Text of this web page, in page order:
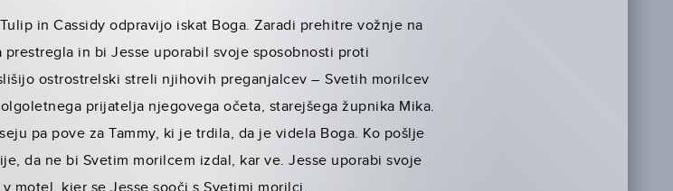
in Cassidy odpravijo iskat Boga. Zaradi prehitre vožnje na
in bi Jesse uporabil svoje sposobnosti proti
ostrostrelski streli njihovih preganjalcev – Svetih morilcev
prijatelja njegovega očeta, starejšega župnika Mika.
pa pove za Tammy, ki je trdila, da je videla Boga. Ko pošlje
da ne bi Svetim morilcem izdal, kar ve. Jesse uporabi svoje